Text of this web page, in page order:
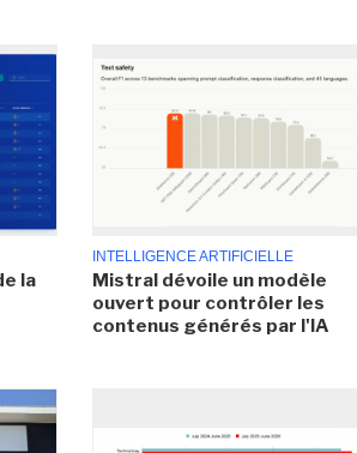
la
INTELLIGENCE ARTIFICIELLE
Mistral dévoile un modèle
ouvert pour contrôler les
contenus générés par l'IA